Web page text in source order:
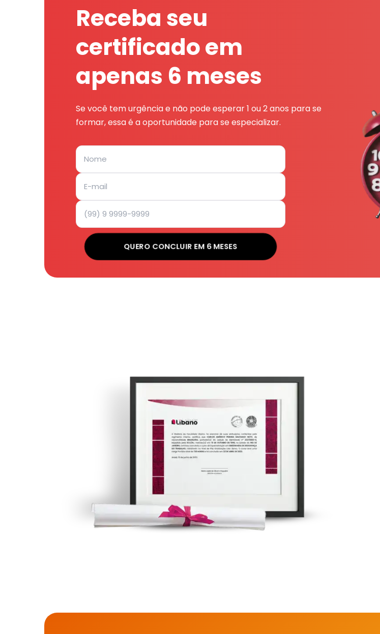
Receba seu
certificado em
apenas 6 meses
Se você tem urgência e não pode esperar 1 ou 2 anos para se
formar, essa é a oportunidade para se especializar.
QUERO CONCLUIR EM 6 MESES